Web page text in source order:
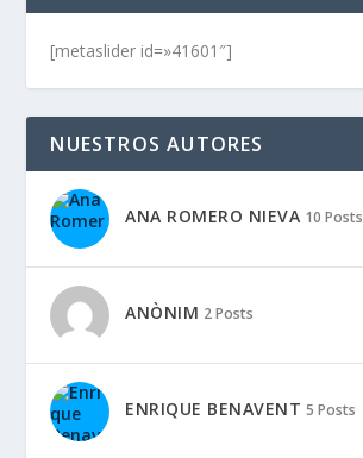
[metaslider id=»41601″]
NUESTROS AUTORES
ANA ROMERO NIEVA 10 Posts
ANÒNIM 2 Posts
ENRIQUE BENAVENT 5 Posts